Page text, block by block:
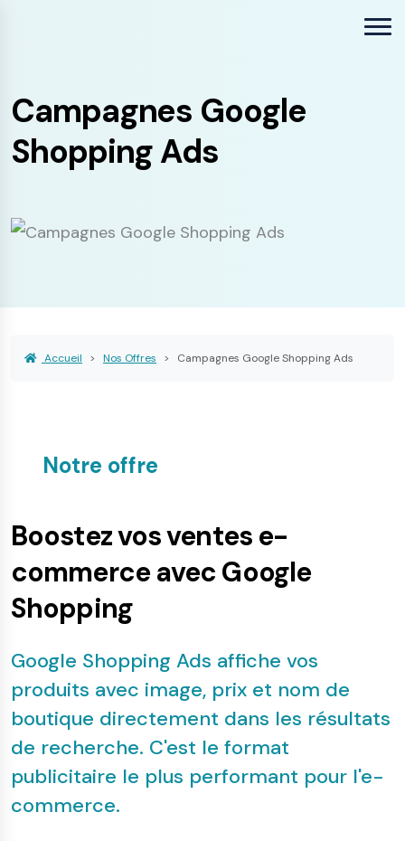
Campagnes Google
Shopping Ads
Accueil Nos Offres Campagnes Google Shopping Ads
Notre offre
Boostez vos ventes e-
commerce avec Google
Shopping
Google Shopping Ads affiche vos
produits avec image, prix et nom de
boutique directement dans les résultats
de recherche. C'est le format
publicitaire le plus performant pour l'e-
commerce.